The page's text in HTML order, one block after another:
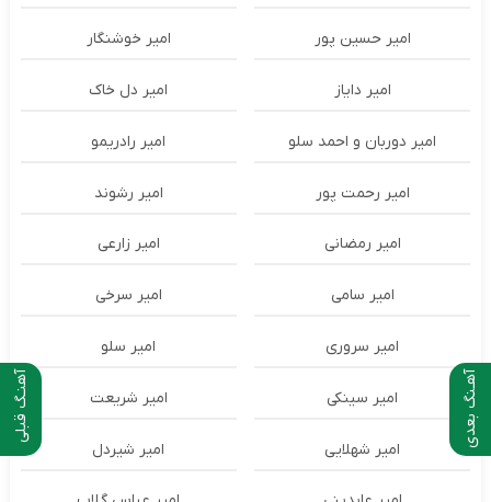
آهنـگ قبلی آهـنگ بعدی
امیر حسین پور امیر خوشنگار
امیر دایاز امیر دل خاک
امیر دوربان و احمد سلو امیر رادریمو
امیر رحمت پور امیر رشوند
امیر رمضانی امیر زارعی
امیر سامی امیر سرخی
امیر سروری امیر سلو
امیر سینکی امیر شریعت
امیر شهلایی امیر شیردل